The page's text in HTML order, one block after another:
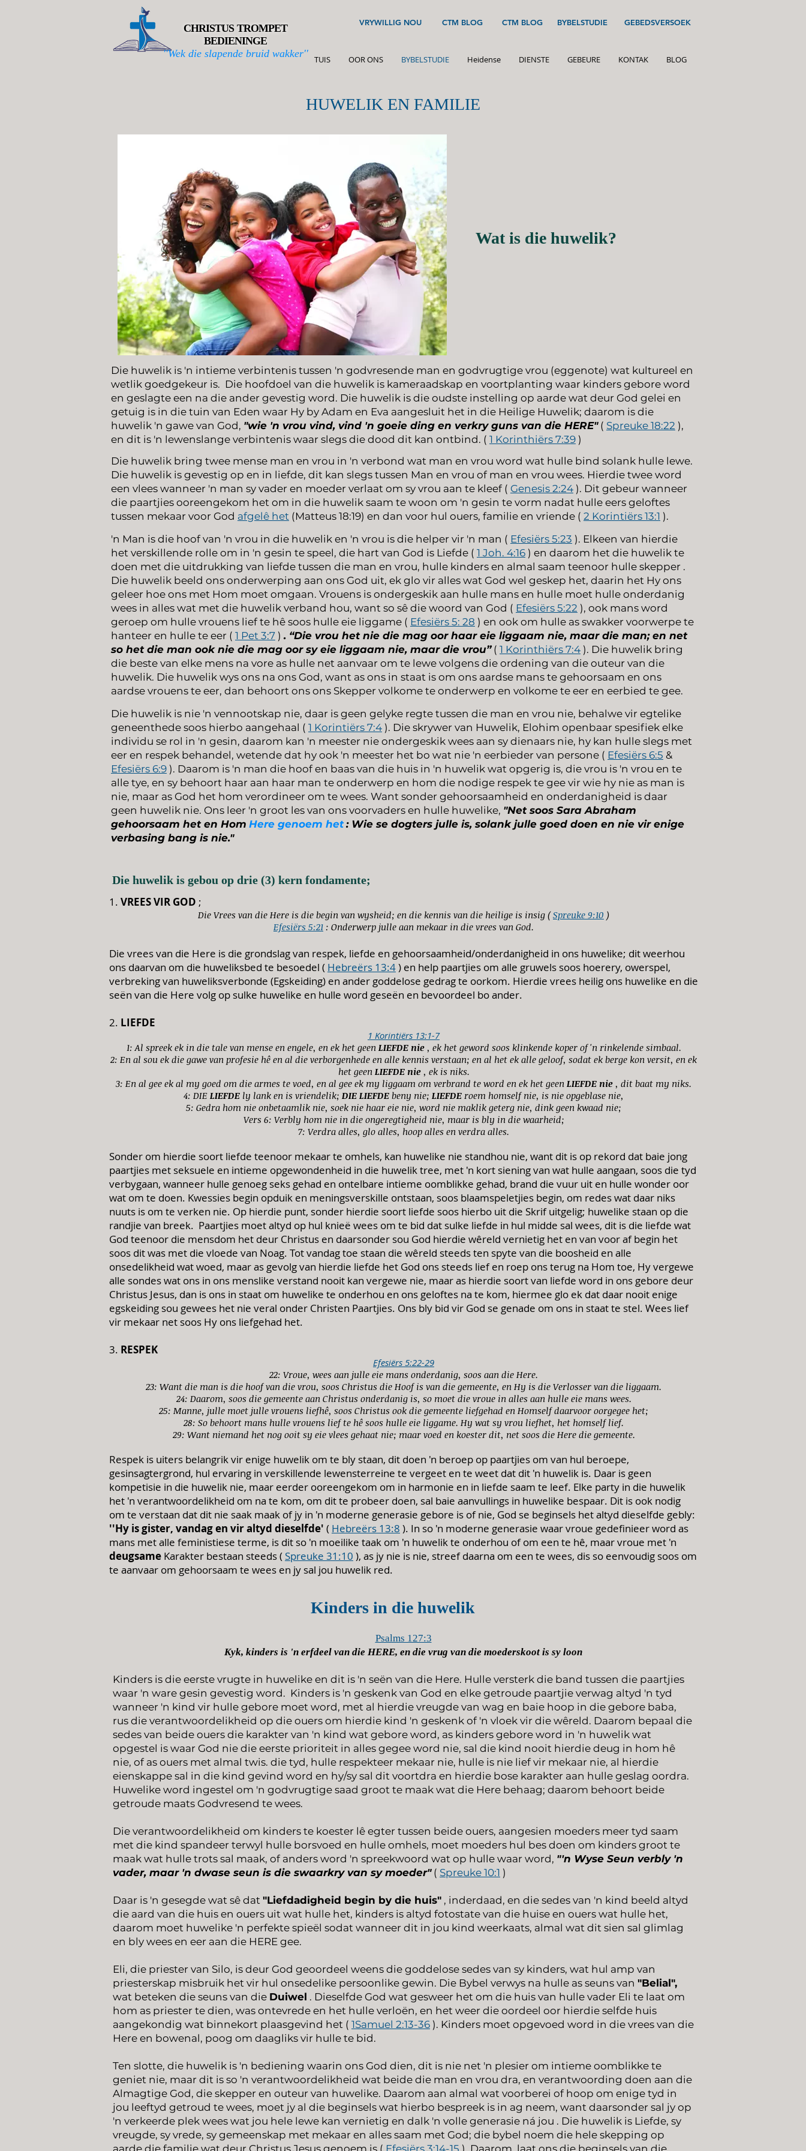
CHRISTUS TROMPET
BEDIENINGE
''Wek die slapende bruid wakker''
VRYWILLIG NOU CTM BLOG BYBELSTUDIE GEBEDSVERSOEK
TUIS OOR ONS BYBELSTUDIE Heidense DIENSTE GEBEURE KONTAK BLOG
CTM BLOG
HUWELIK EN FAMILIE
Wat is die huwelik?
Die huwelik is 'n intieme verbintenis tussen 'n godvresende man en godvrugtige vrou (eggenote) wat kultureel en
wetlik goedgekeur is. Die hoofdoel van die huwelik is kameraadskap en voortplanting waar kinders gebore word
en geslagte een na die ander gevestig word. Die huwelik is die oudste instelling op aarde wat deur God gelei en
getuig is in die tuin van Eden waar Hy by Adam en Eva aangesluit het in die Heilige Huwelik; daarom is die
huwelik 'n gawe van God, "wie 'n vrou vind, vind 'n goeie ding en verkry guns van die HERE"( Spreuke 18:22 ),
en dit is 'n lewenslange verbintenis waar slegs die dood dit kan ontbind. ( 1 Korinthiërs 7:39 )
Die huwelik bring twee mense man en vrou in 'n verbond wat man en vrou word wat hulle bind solank hulle lewe.
Die huwelik is gevestig op en in liefde, dit kan slegs tussen Man en vrou of man en vrou wees. Hierdie twee word
een vlees wanneer 'n man sy vader en moeder verlaat om sy vrou aan te kleef ( Genesis 2:24 ). Dit gebeur wanneer
die paartjies ooreengekom het om in die huwelik saam te woon om 'n gesin te vorm nadat hulle eers geloftes
tussen mekaar voor God afgelê het (Matteus 18:19) en dan voor hul ouers, familie en vriende ( 2 Korintiërs 13:1 ).
'n Man is die hoof van 'n vrou in die huwelik en 'n vrou is die helper vir 'n man ( Efesiërs 5:23 ). Elkeen van hierdie
het verskillende rolle om in 'n gesin te speel, die hart van God is Liefde ( 1 Joh. 4:16 ) en daarom het die huwelik te
doen met die uitdrukking van liefde tussen die man en vrou, hulle kinders en almal saam teenoor hulle skepper .
Die huwelik beeld ons onderwerping aan ons God uit, ek glo vir alles wat God wel geskep het, daarin het Hy ons
geleer hoe ons met Hom moet omgaan. Vrouens is ondergeskik aan hulle mans en hulle moet hulle onderdanig
wees in alles wat met die huwelik verband hou, want so sê die woord van God ( Efesiërs 5:22 ), ook mans word
geroep om hulle vrouens lief te hê soos hulle eie liggame ( Efesiërs 5: 28 ) en ook om hulle as swakker voorwerpe te
hanteer en hulle te eer ( 1 Pet 3:7 ) . “Die vrou het nie die mag oor haar eie liggaam nie, maar die man; en net
so het die man ook nie die mag oor sy eie liggaam nie, maar die vrou”( 1 Korinthiërs 7:4 ). Die huwelik bring
die beste van elke mens na vore as hulle net aanvaar om te lewe volgens die ordening van die outeur van die
huwelik. Die huwelik wys ons na ons God, want as ons in staat is om ons aardse mans te gehoorsaam en ons
aardse vrouens te eer, dan behoort ons ons Skepper volkome te onderwerp en volkome te eer en eerbied te gee.
Die huwelik is nie 'n vennootskap nie, daar is geen gelyke regte tussen die man en vrou nie, behalwe vir egtelike
geneenthede soos hierbo aangehaal ( 1 Korintiërs 7:4 ). Die skrywer van Huwelik, Elohim openbaar spesifiek elke
individu se rol in 'n gesin, daarom kan 'n meester nie ondergeskik wees aan sy dienaars nie, hy kan hulle slegs met
eer en respek behandel, wetende dat hy ook 'n meester het bo wat nie 'n eerbieder van persone ( Efesiërs 6:5 &
Efesiërs 6:9 ). Daarom is 'n man die hoof en baas van die huis in 'n huwelik wat opgerig is, die vrou is 'n vrou en te
alle tye, en sy behoort haar aan haar man te onderwerp en hom die nodige respek te gee vir wie hy nie as man is
nie, maar as God het hom verordineer om te wees. Want sonder gehoorsaamheid en onderdanigheid is daar
geen huwelik nie. Ons leer 'n groot les van ons voorvaders en hulle huwelike, "Net soos Sara Abraham
gehoorsaam het en Hom Here genoem het : Wie se dogters julle is, solank julle goed doen en nie vir enige
verbasing bang is nie."
Die huwelik is gebou op drie (3) kern fondamente;
1. VREES VIR GOD ;
Die Vrees van die Here is die begin van wysheid; en die kennis van die heilige is insig ( Spreuke 9:10 )
Efesiërs 5:21 : Onderwerp julle aan mekaar in die vrees van God.
Die vrees van die Here is die grondslag van respek, liefde en gehoorsaamheid/onderdanigheid in ons huwelike; dit weerhou
ons daarvan om die huweliksbed te besoedel ( Hebreërs 13:4) en help paartjies om alle gruwels soos hoerery, owerspel,
verbreking van huweliksverbonde (Egskeiding) en ander goddelose gedrag te oorkom. Hierdie vrees heilig ons huwelike en die
seën van die Here volg op sulke huwelike en hulle word geseën en bevoordeel bo ander.
2. LIEFDE
1 Korintiërs 13:1-7
1: Al spreek ek in die tale van mense en engele, en ek het geen LIEFDE nie, ek het geword soos klinkende koper of 'n rinkelende simbaal.
2: En al sou ek die gawe van profesie hê en al die verborgenhede en alle kennis verstaan; en al het ek alle geloof, sodat ek berge kon versit, en ek
het geen LIEFDE nie, ek is niks.
3: En al gee ek al my goed om die armes te voed, en al gee ek my liggaam om verbrand te word en ek het geen LIEFDE nie , dit baat my niks.
4: DIE LIEFDE ly lank en is vriendelik; DIE LIEFDE beny nie; LIEFDE roem homself nie, is nie opgeblase nie,
5: Gedra hom nie onbetaamlik nie, soek nie haar eie nie, word nie maklik geterg nie, dink geen kwaad nie;
Vers 6: Verbly hom nie in die ongeregtigheid nie, maar is bly in die waarheid;
7: Verdra alles, glo alles, hoop alles en verdra alles.
Sonder om hierdie soort liefde teenoor mekaar te omhels, kan huwelike nie standhou nie, want dit is op rekord dat baie jong
paartjies met seksuele en intieme opgewondenheid in die huwelik tree, met 'n kort siening van wat hulle aangaan, soos die tyd
verbygaan, wanneer hulle genoeg seks gehad en ontelbare intieme oomblikke gehad, brand die vuur uit en hulle wonder oor
wat om te doen. Kwessies begin opduik en meningsverskille ontstaan, soos blaamspeletjies begin, om redes wat daar niks
nuuts is om te verken nie. Op hierdie punt, sonder hierdie soort liefde soos hierbo uit die Skrif uitgelig; huwelike staan op die
randjie van breek. Paartjies moet altyd op hul knieë wees om te bid dat sulke liefde in hul midde sal wees, dit is die liefde wat
God teenoor die mensdom het deur Christus en daarsonder sou God hierdie wêreld vernietig het en van voor af begin het
soos dit was met die vloede van Noag. Tot vandag toe staan die wêreld steeds ten spyte van die boosheid en alle
onsedelikheid wat woed, maar as gevolg van hierdie liefde het God ons steeds lief en roep ons terug na Hom toe, Hy vergewe
alle sondes wat ons in ons menslike verstand nooit kan vergewe nie, maar as hierdie soort van liefde word in ons gebore deur
Christus Jesus, dan is ons in staat om huwelike te onderhou en ons geloftes na te kom, hiermee glo ek dat daar nooit enige
egskeiding sou gewees het nie veral onder Christen Paartjies. Ons bly bid vir God se genade om ons in staat te stel. Wees lief
vir mekaar net soos Hy ons liefgehad het.
3. RESPEK
Efesiërs 5:22-29
22: Vroue, wees aan julle eie mans onderdanig, soos aan die Here.
23: Want die man is die hoof van die vrou, soos Christus die Hoof is van die gemeente, en Hy is die Verlosser van die liggaam.
24: Daarom, soos die gemeente aan Christus onderdanig is, so moet die vroue in alles aan hulle eie mans wees.
25: Manne, julle moet julle vrouens liefhê, soos Christus ook die gemeente liefgehad en Homself daarvoor oorgegee het;
28: So behoort mans hulle vrouens lief te hê soos hulle eie liggame. Hy wat sy vrou liefhet, het homself lief.
29: Want niemand het nog ooit sy eie vlees gehaat nie; maar voed en koester dit, net soos die Here die gemeente.
Respek is uiters belangrik vir enige huwelik om te bly staan, dit doen 'n beroep op paartjies om van hul beroepe,
gesinsagtergrond, hul ervaring in verskillende lewensterreine te vergeet en te weet dat dit 'n huwelik is. Daar is geen
kompetisie in die huwelik nie, maar eerder ooreengekom om in harmonie en in liefde saam te leef. Elke party in die huwelik
het 'n verantwoordelikheid om na te kom, om dit te probeer doen, sal baie aanvullings in huwelike bespaar. Dit is ook nodig
om te verstaan dat dit nie saak maak of jy in 'n moderne generasie gebore is of nie, God se beginsels het altyd dieselfde gebly:
''Hy is gister, vandag en vir altyd dieselfde' ( Hebreërs 13:8 ). In so 'n moderne generasie waar vroue gedefinieer word as
mans met alle feministiese terme, is dit so 'n moeilike taak om 'n huwelik te onderhou of om een te hê, maar vroue met 'n
deugsame Karakter bestaan steeds ( Spreuke 31:10 ), as jy nie is nie, streef daarna om een te wees, dis so eenvoudig soos om
te aanvaar om gehoorsaam te wees en jy sal jou huwelik red.
Kinders in die huwelik
Psalms 127:3
Kyk, kinders is 'n erfdeel van die HERE, en die vrug van die moederskoot is sy loon
Kinders is die eerste vrugte in huwelike en dit is 'n seën van die Here. Hulle versterk die band tussen die paartjies
waar 'n ware gesin gevestig word. Kinders is 'n geskenk van God en elke getroude paartjie verwag altyd 'n tyd
wanneer 'n kind vir hulle gebore moet word, met al hierdie vreugde van wag en baie hoop in die gebore baba,
rus die verantwoordelikheid op die ouers om hierdie kind 'n geskenk of 'n vloek vir die wêreld. Daarom bepaal die
sedes van beide ouers die karakter van 'n kind wat gebore word, as kinders gebore word in 'n huwelik wat
opgestel is waar God nie die eerste prioriteit in alles gegee word nie, sal die kind nooit hierdie deug in hom hê
nie, of as ouers met almal twis. die tyd, hulle respekteer mekaar nie, hulle is nie lief vir mekaar nie, al hierdie
eienskappe sal in die kind gevind word en hy/sy sal dit voortdra en hierdie bose karakter aan hulle geslag oordra.
Huwelike word ingestel om 'n godvrugtige saad groot te maak wat die Here behaag; daarom behoort beide
getroude maats Godvresend te wees.
Die verantwoordelikheid om kinders te koester lê egter tussen beide ouers, aangesien moeders meer tyd saam
met die kind spandeer terwyl hulle borsvoed en hulle omhels, moet moeders hul bes doen om kinders groot te
maak wat hulle trots sal maak, of anders word 'n spreekwoord wat op hulle waar word, "'n Wyse Seun verbly 'n
vader, maar 'n dwase seun is die swaarkry van sy moeder"( Spreuke 10:1 )
Daar is 'n gesegde wat sê dat "Liefdadigheid begin by die huis" , inderdaad, en die sedes van 'n kind beeld altyd
die aard van die huis en ouers uit wat hulle het, kinders is altyd fotostate van die huise en ouers wat hulle het,
daarom moet huwelike 'n perfekte spieël sodat wanneer dit in jou kind weerkaats, almal wat dit sien sal glimlag
en bly wees en eer aan die HERE gee.
Eli, die priester van Silo, is deur God geoordeel weens die goddelose sedes van sy kinders, wat hul amp van
priesterskap misbruik het vir hul onsedelike persoonlike gewin. Die Bybel verwys na hulle as seuns van "Belial",
wat beteken die seuns van die Duiwel . Dieselfde God wat gesweer het om die huis van hulle vader Eli te laat om
hom as priester te dien, was ontevrede en het hulle verloën, en het weer die oordeel oor hierdie selfde huis
aangekondig wat binnekort plaasgevind het ( 1Samuel 2:13-36 ). Kinders moet opgevoed word in die vrees van die
Here en bowenal, poog om daagliks vir hulle te bid.
Ten slotte, die huwelik is 'n bediening waarin ons God dien, dit is nie net 'n plesier om intieme oomblikke te
geniet nie, maar dit is so 'n verantwoordelikheid wat beide die man en vrou dra, en verantwoording doen aan die
Almagtige God, die skepper en outeur van huwelike. Daarom aan almal wat voorberei of hoop om enige tyd in
jou leeftyd getroud te wees, moet jy al die beginsels wat hierbo bespreek is in ag neem, want daarsonder sal jy op
'n verkeerde plek wees wat jou hele lewe kan vernietig en dalk 'n volle generasie ná jou . Die huwelik is Liefde, sy
vreugde, sy vrede, sy gemeenskap met mekaar en alles saam met God; die bybel noem die hele skepping op
aarde die familie wat deur Christus Jesus genoem is ( Efesiërs 3:14-15 ). Daarom, laat ons die beginsels van die